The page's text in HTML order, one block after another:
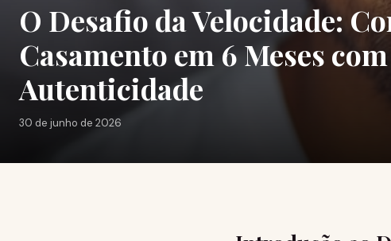
O Desafio da Velocidade:
Casamento em 6 Meses
Autenticidade
30 de junho de 2026